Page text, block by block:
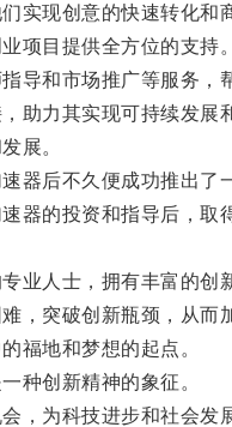
现创意的快速转化和
目提供全方位的支持。
和市场推广等服务，
力其实现可持续发展
展。
后不久便成功推出了
的投资和指导后，取
人士，拥有丰富的创
突破创新瓶颈，从而
福地和梦想的起点。
种创新精神的象征。
为科技进步和社会发